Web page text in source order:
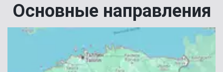
Основные направления